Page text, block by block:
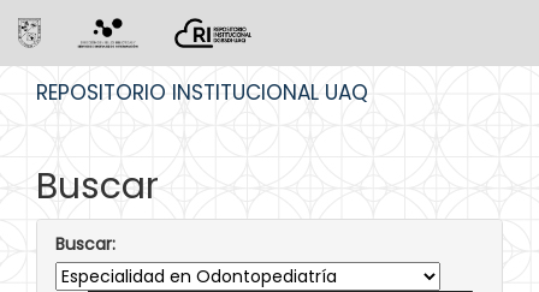
REPOSITORIO INSTITUCIONAL UAQ
Buscar
Buscar: